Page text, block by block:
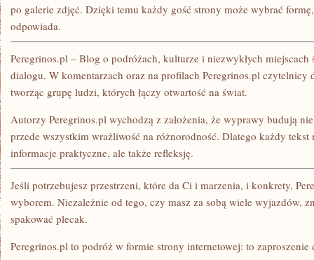
po galerie zdjęć. Dzięki temu każdy gość strony może wybrać
odpowiada.
Peregrinos.pl – Blog o podróżach, kulturze i niezwykłych miejscach
dialogu. W komentarzach oraz na profilach Peregrinos.pl czytelnicy
tworząc grupę ludzi, których łączy otwartość na świat.
Autorzy Peregrinos.pl wychodzą z założenia, że wyprawy budują
przede wszystkim wrażliwość na różnorodność. Dlatego każdy
informacje praktyczne, ale także refleksję.
Jeśli potrzebujesz przestrzeni, które da Ci i marzenia, i konkrety,
wyborem. Niezależnie od tego, czy masz za sobą wiele wyjazdów,
spakować plecak.
Peregrinos.pl to podróż w formie strony internetowej: to